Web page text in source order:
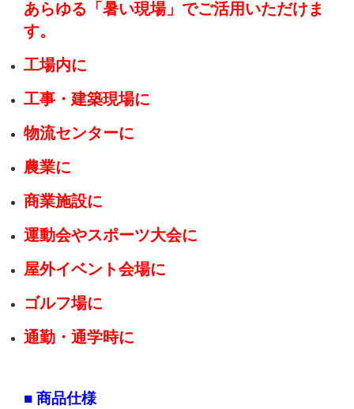
あらゆる「暑い現場」でご活用いただけま
す。
工場内に
工事・建築現場に
物流センターに
農業に
商業施設に
運動会やスポーツ大会に
屋外イベント会場に
ゴルフ場に
通勤・通学時に
■ 商品仕様